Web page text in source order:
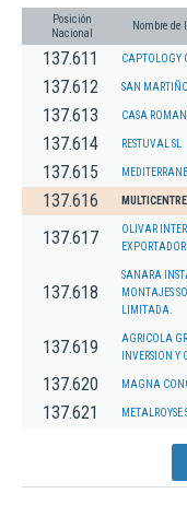
Posición
Nacional
Nombre de
137.611 CAPTOLOGY
137.612 SAN MARTIÑO
137.613 CASA ROMAN
137.614 RESTUVAL SL
137.615
137.616
137.617
OLIVAR
EXPORTADOR
137.618
SANARA
MONTAJES
LIMITADA.
137.619
AGRICOLA
INVERSION Y
137.620 MAGNA
137.621 METALROYSE